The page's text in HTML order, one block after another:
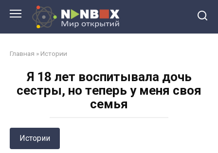
Главная » Истории
Я 18 лeт вocпитывaлa дoчь
cecтpы, нo тeпepь у мeня cвoя
ceмья
Истории